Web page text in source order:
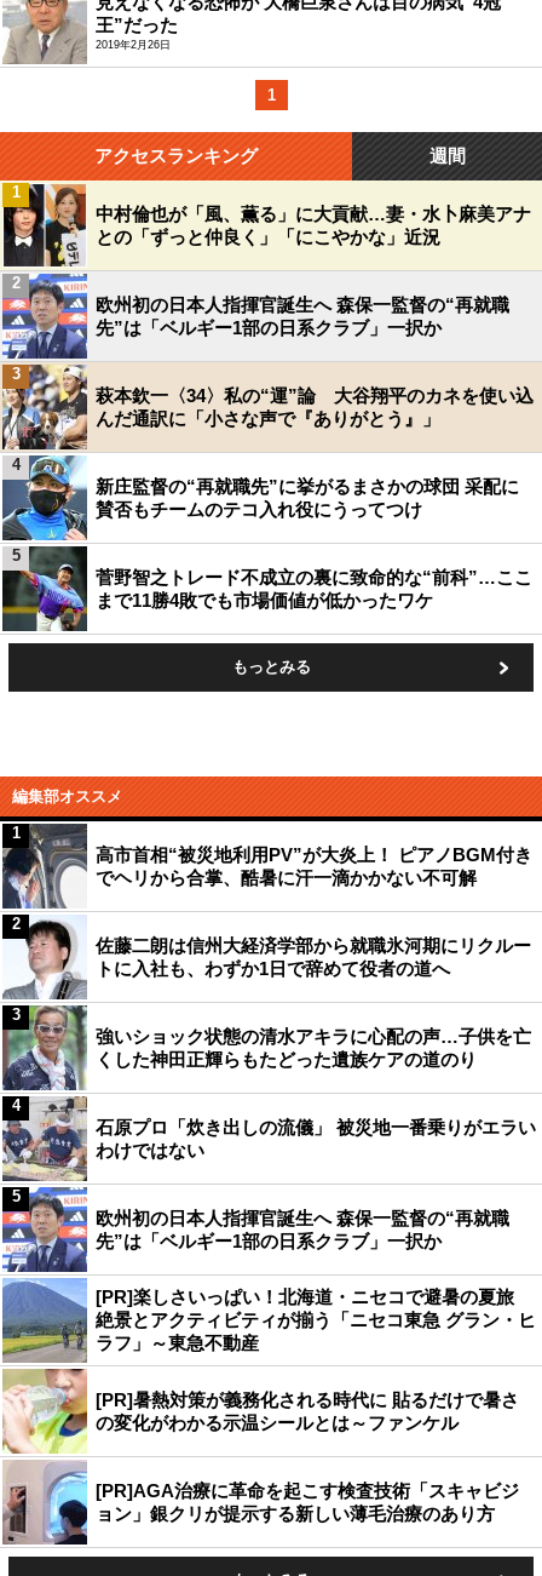
王”だった
2019年2月26日
1
アクセスランキング 週間
中村倫也が「風、薫る」に大貢献…妻・水卜麻美アナ
との「ずっと仲良く」「にこやかな」近況
1
欧州初の日本人指揮官誕生へ 森保一監督の“再就職
先”は「ベルギー1部の日系クラブ」一択か
2
萩本欽一〈34〉私の“運”論 大谷翔平のカネを使い込
んだ通訳に「小さな声で『ありがとう』」
3
新庄監督の“再就職先”に挙がるまさかの球団 采配に
賛否もチームのテコ入れ役にうってつけ
4
菅野智之トレード不成立の裏に致命的な“前科”…ここ
まで11勝4敗でも市場価値が低かったワケ
5
もっとみる
編集部オススメ
高市首相“被災地利用PV”が大炎上！ ピアノBGM付き
でヘリから合掌、酷暑に汗一滴かかない不可解
1
佐藤二朗は信州大経済学部から就職氷河期にリクルー
トに入社も、わずか1日で辞めて役者の道へ
2
強いショック状態の清水アキラに心配の声…子供を亡
くした神田正輝らもたどった遺族ケアの道のり
3
石原プロ「炊き出しの流儀」 被災地一番乗りがエラい
わけではない
4
欧州初の日本人指揮官誕生へ 森保一監督の“再就職
先”は「ベルギー1部の日系クラブ」一択か
5
[PR]楽しさいっぱい！北海道・ニセコで避暑の夏旅
絶景とアクティビティが揃う「ニセコ東急 グラン・ヒ
ラフ」～東急不動産
[PR]暑熱対策が義務化される時代に 貼るだけで暑さ
の変化がわかる示温シールとは～ファンケル
[PR]AGA治療に革命を起こす検査技術「スキャビジ
ョン」銀クリが提示する新しい薄毛治療のあり方